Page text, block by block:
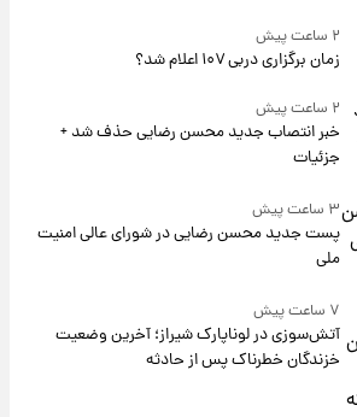
زمان برگزاری دربی ۱۰۷ اعلام شد؟
۲ ساعت پیش
خبر انتصاب جدید محسن رضایی حذف شد +
جزئیات
۳ ساعت پیش
پست جدید محسن رضایی در شورای عالی امنیت
ملی
آتش‌سوزی در لوناپارک شیراز؛ آخرین وضعیت
خزندگان خطرناک پس از حادثه